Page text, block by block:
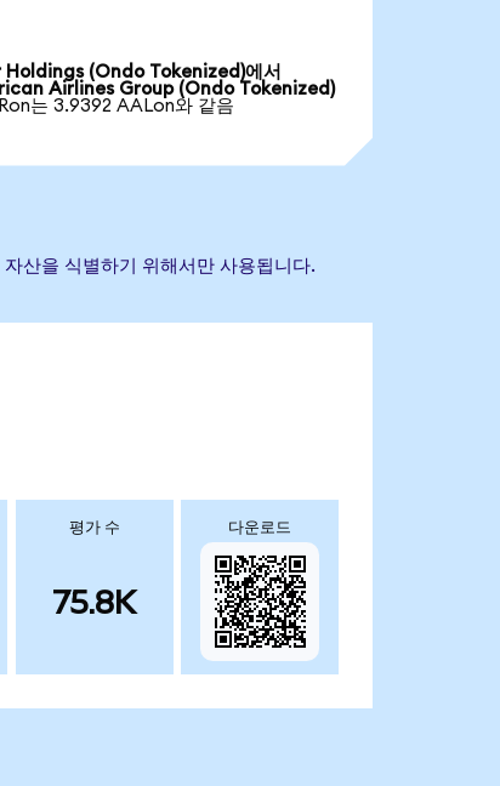
Holdings (Ondo Tokenized)에서
Airlines Group (Ondo Tokenized)
는 3.9392 AALon와 같음
산을 식별하기 위해서만 사용됩니다.
평가 수
75.8K
다운로드